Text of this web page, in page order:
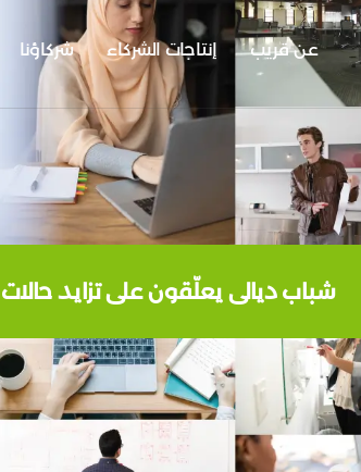
عن قريب إنتاجات الشركاء شركاؤنا
شباب ديالى يعلّقون على تزايد